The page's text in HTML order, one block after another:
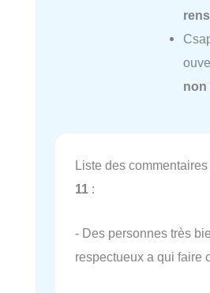
non
Liste des commentaires
11 :
- Des personnes très
respectueux a qui faire